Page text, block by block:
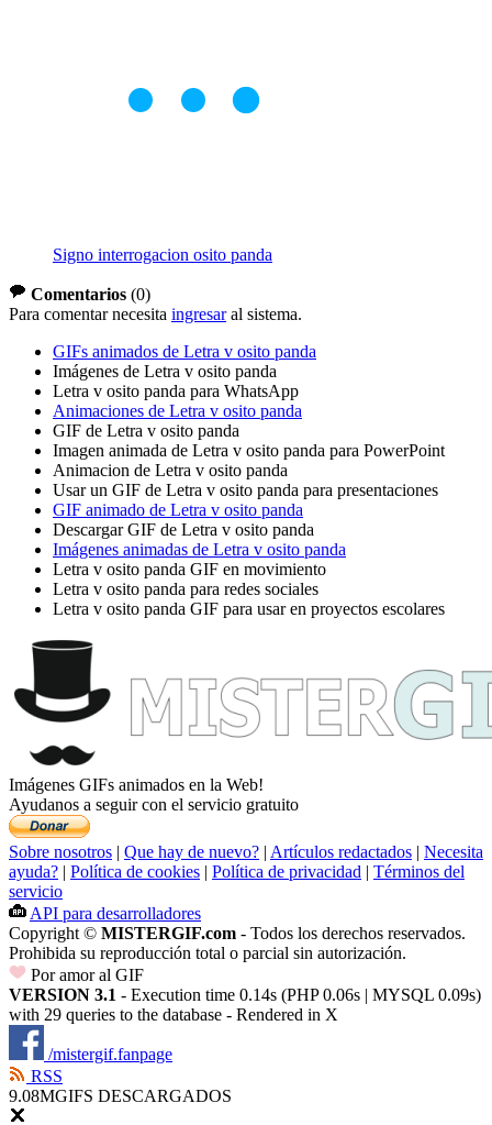
Signo interrogacion osito panda
Comentarios (0)
Para comentar necesita ingresaral sistema.
GIFs animados de Letra v osito panda
Imágenes de Letra v osito panda
Letra v osito panda para WhatsApp
Animaciones de Letra v osito panda
GIF de Letra v osito panda
Imagen animada de Letra v osito panda para PowerPoint
Animacion de Letra v osito panda
Usar un GIF de Letra v osito panda para presentaciones
GIF animado de Letra v osito panda
Descargar GIF de Letra v osito panda
Imágenes animadas de Letra v osito panda
Letra v osito panda GIF en movimiento
Letra v osito panda para redes sociales
Letra v osito panda GIF para usar en proyectos escolares
Imágenes GIFs animados en la Web!
Ayudanos a seguir con el servicio gratuito
Sobre nosotros | Que hay de nuevo? | Artículos redactados | Necesita
ayuda? | Política de cookies | Política de privacidad | Términos del
servicio
API para desarrolladores
Copyright © MISTERGIF.com - Todos los derechos reservados.
Prohibida su reproducción total o parcial sin autorización.
Por amor al GIF
VERSION 3.1 - Execution time 0.14s (PHP 0.06s | MYSQL 0.09s)
with 29 queries to the database - Rendered in X
/mistergif.fanpage
RSS
9.08MGIFS DESCARGADOS